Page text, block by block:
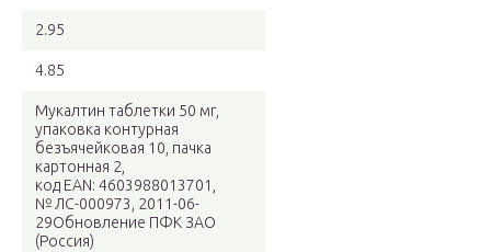
2.95
4.85
Мукалтин таблетки 50 мг,
упаковка контурная
безъячейковая 10, пачка
картонная 2,
код EAN: 4603988013701,
№ ЛС-000973, 2011-06-
29Обновление ПФК ЗАО
(Россия)